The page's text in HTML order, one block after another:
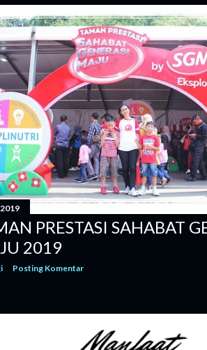
disertai pengorbanan yang besar. Di sisi
tidak kalah penting, suara anak kami
yang berbeda. Anak kami sejak awal
PRESTASI SAHABAT
2019
Posting Komentar